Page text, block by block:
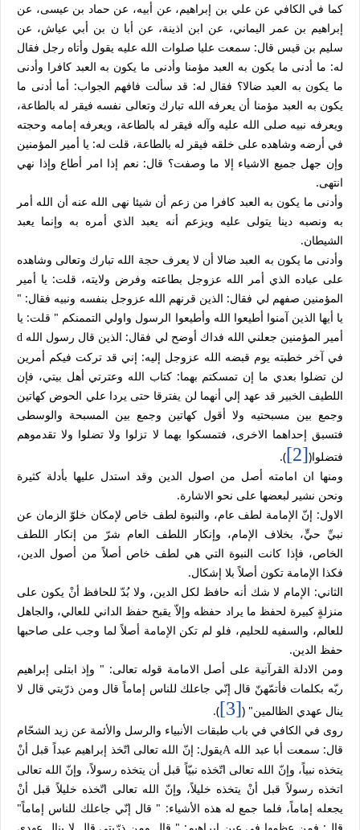
كما في الكافي عن علي بن إبراهيم، عن أبيه، عن حماد بن عيسى، عن
إبراهيم بن عمر اليماني، عن ابن اذينة، عن أبا ن بن أبي عياش، عن
سليم بن قيس قال: سمعت عليا صلوات الله عليه يقول وأتاه رجل فقال
له: ما أدنى ما يكون به العبد مؤمنا وأدنى ما يكون به العبد كافرا وأدنى
ما يكون به العبد ضالا؟ فقال له: قد سألت فافهم الجواب: أما أدنى ما
يكون به العبد مؤمنا أن يعرفه الله تبارك وتعالى نفسه فيقر له بالطاعة،
ويعرفه نبيه صلى الله عليه وآله فيقر له بالطاعة، ويعرفه إمامه وحجته
في أرضه وشاهده على خلقه فيقر له بالطاعة، قلت له: يا أمير المؤمنين
وإن جهل جميع الاشياء إلا ما وصفت؟ قال: نعم إذا امر أطاع وإذا نهي
انتهى.
وأدنى ما يكون به العبد كافرا من زعم أن شيئا نهى الله عنه أن الله أمر
به ونصبه دينا يتولى عليه ويزعم أنه يعبد الذي أمره به وإنما يعبد
الشيطان.
وأدنى ما يكون به العبد ضالا أن لا يعرف حجة الله تبارك وتعالى وشاهده
على عباده الذي أمر الله عزوجل بطاعته وفرض ولايته، قلت: يا أمير
المؤمنين صفهم لي فقال: الذين قرنهم الله عزوجل بنفسه ونبيه فقال: "
يا أيها الذين آمنوا أطيعوا الله وأطيعوا الرسول واولي التممنكم " قلت: يا
أمير المؤمنين جعلني الله فداك أوضح لي فقال: الذين قال رسول الله d
في آخر خطبته يوم قبضه الله عزوجل إليه: إني قد تركت فيكم أمرين
لن تضلوا بعدي ما إن تمسكتم بهما: كتاب الله وعترتي أهل بيتي، فإن
اللطيف الخبير قد عهد إلي أنهما لن يفترقا حتى يردا علي الحوض كهاتين
وجمع بين مسبحتيه ولا أقول كهاتين وجمع بين المسبحة والوسطى
فتسبق إحداهما الاخرى، فتمسكوا بهما لا تزلوا ولا تضلوا ولا تقدموهم
فتضلوا([2]
).
ومنها ان امامته أصل من اصول الدين وقد استدل عليها بأدلة كثيرة
ونحن نشير لبعضها على نحو الاشارة.
الاول: إنّ الإمامة لطف عام، والنبوة لطف خاص لإمكان خلوّ الزمان عن
نبيِّ حيٍّ، بخلاف الإمام، وإنكار اللطف العام شرّ من إنكار اللطف
الخاص، فإذا كانت النبوة التي هي لطف خاص أصلاً من أصول الدين،
فكذا الإمامة تكون أصلاً بلا إشكال.
الثاني: الإمام لا شك أنه حافظ لكل الدين، ولا بُدّ للحافظ أنْ يكون على
منزلةٍ كبيرة لحفظ ما يراد حفظه وإلاّ يقبح حفظ الداني للعالي، والجاهل
للعالم، والسفيه للحليم، فلو لم تكن الإمامة أصلاً لما وجب على صاحبها
حفظ الدين.
ومن الادلة القرآنية على أصل الامامة قوله تعالى: " وإذ ابتلى إبراهيم
ربّه بكلمات فأتمّهنّ قال إنّي جاعلك للناس إماماً قال ومن ذرّيتي قال لا
ينال عهدي الظالمين" ([3]
).
روى في الكافي في باب طبقات الأنبياء والرسل والأئمة عن زيد الشحّام
قال: سمعت أبا عبد الله Aيقول: إنّ الله تعالى اتّخذ إبراهيم عبداً قبل أنْ
يتخذه نبياً، وإنّ الله تعالى اتّخذه نبيّاً قبل أن يتخذه رسولاً، وإنّ الله تعالى
اتخذه رسولاً قبل أنْ يتخذه خليلاً، وإنّ الله تعالى اتّخذه خليلاً قبل أنْ
يجعله إماماً، فلما جمع له هذه الأشياء: " قال إنّي جاعلك للناس إماماً"